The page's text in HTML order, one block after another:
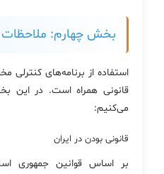
بخش چهارم: ملاحظات
استفاده از برنامه‌های کنترلی
قانونی همراه است. در این
می‌کنیم:
قانونی بودن در ایران
بر اساس قوانین جمهوری